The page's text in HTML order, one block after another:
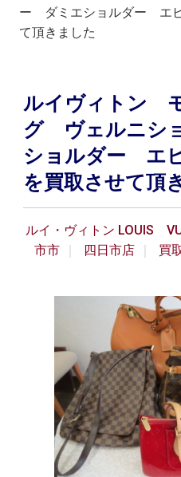
ー ダミエショルダー エ
て頂きました
ルイヴィトン
グ ヴェルニシ
ショルダー エ
を買取させて頂
ルイ・ヴィトン LOUIS
市市
四日市店 買